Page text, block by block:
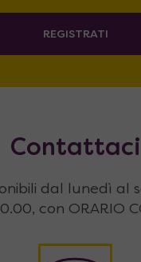
REGISTRATI
Contattaci
dal lunedì al
con ORARIO